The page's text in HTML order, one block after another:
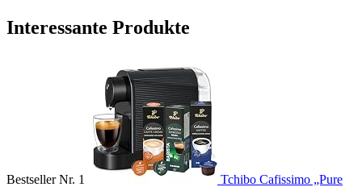
Interessante Produkte
Bestseller Nr. 1
Tchibo Cafissimo „Pure